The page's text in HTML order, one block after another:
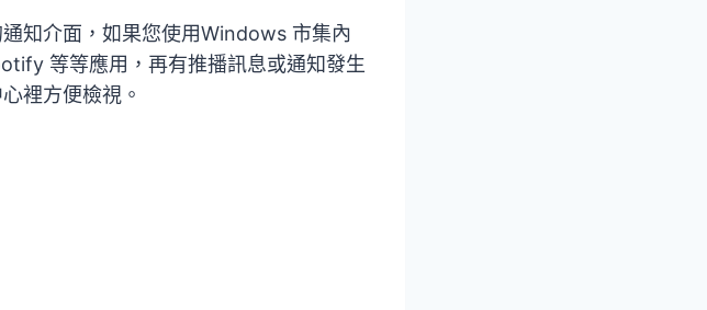
知介面，如果您使用Windows 市集內
等等應用，再有推播訊息或通知發生
裡方便檢視。